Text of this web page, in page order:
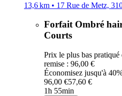
13,6 km • 17 Rue de Metz,
Forfait Ombré
Courts
Prix le plus bas pratiqué
remise : 96,00 €
Économisez jusqu'à
96,00 €57,60 €
1h 55min